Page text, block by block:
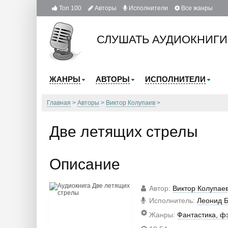
Топ 100 Авторы Исполнители Все жанры
СЛУШАТЬ
ЖАНРЫ АВТОРЫ ИСПОЛНИТЕЛИ
Главная Авторы Виктор Колупаев
Две летящих стрелы
Описание
Автор: Виктор
Исполнитель: Леонид
Жанры: Фантастика,